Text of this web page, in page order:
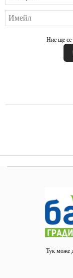
Ние ще се
Тук може